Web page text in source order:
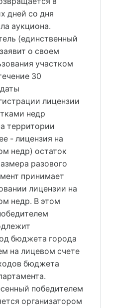
дней со дня
аукциона.
(единственный
о своем
участком
30
лицензии
недр
территории
- лицензия на
недр) остаток
разового
принимает
лицензии на
недр. В этом
бюджета города
на лицевом счете
бюджета
победителем
организатором